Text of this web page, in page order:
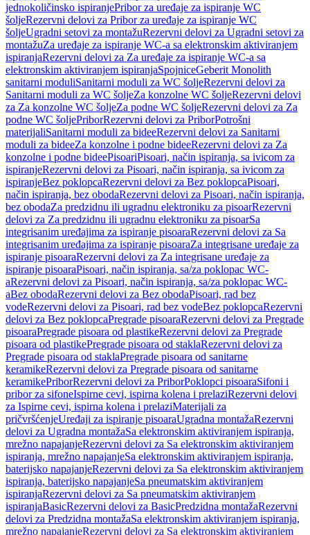
jednokoličinsko ispiranjePribor za uređaje za ispiranje WC
šoljeRezervni delovi za Pribor za uređaje za ispiranje WC
šoljeUgradni setovi za montažuRezervni delovi za Ugradni setovi za
montažuZa uređaje za ispiranje WC-a sa elektronskim aktiviranjem
ispiranjaRezervni delovi za Za uređaje za ispiranje WC-a sa
elektronskim aktiviranjem ispiranjaSpojniceGeberit Monolith
sanitarni moduliSanitarni moduli za WC šoljeRezervni delovi za
Sanitarni moduli za WC šoljeZa konzolne WC šoljeRezervni delovi
za Za konzolne WC šoljeZa podne WC šoljeRezervni delovi za Za
podne WC šoljePriborRezervni delovi za PriborPotrošni
materijaliSanitarni moduli za bideeRezervni delovi za Sanitarni
moduli za bideeZa konzolne i podne bideeRezervni delovi za Za
konzolne i podne bideePisoariPisoari, način ispiranja, sa ivicom za
ispiranjeRezervni delovi za Pisoari, način ispiranja, sa ivicom za
ispiranjeBez poklopcaRezervni delovi za Bez poklopcaPisoari,
način ispiranja, bez obodaRezervni delovi za Pisoari, način ispiranja,
bez obodaZa predzidnu ili ugradnu elektroniku za pisoarRezervni
delovi za Za predzidnu ili ugradnu elektroniku za pisoarSa
integrisanim uređajima za ispiranje pisoaraRezervni delovi za Sa
integrisanim uređajima za ispiranje pisoaraZa integrisane uređaje za
ispiranje pisoaraRezervni delovi za Za integrisane uređaje za
ispiranje pisoaraPisoari, način ispiranja, sa/za poklopac WC-
aRezervni delovi za Pisoari, način ispiranja, sa/za poklopac WC-
aBez obodaRezervni delovi za Bez obodaPisoari, rad bez
vodeRezervni delovi za Pisoari, rad bez vodeBez poklopcaRezervni
delovi za Bez poklopcaPregrade pisoaraRezervni delovi za Pregrade
pisoaraPregrade pisoara od plastikeRezervni delovi za Pregrade
pisoara od plastikePregrade pisoara od staklaRezervni delovi za
Pregrade pisoara od staklaPregrade pisoara od sanitarne
keramikeRezervni delovi za Pregrade pisoara od sanitarne
keramikePriborRezervni delovi za PriborPoklopci pisoaraSifoni i
pribor za sifoneIspirne cevi, ispirna kolena i prelaziRezervni delovi
za Ispirne cevi, ispirna kolena i prelaziMaterijali za
pričvršćenjeUređaji za ispiranje pisoaraUgradna montažaRezervni
delovi za Ugradna montažaSa elektronskim aktiviranjem ispiranja,
mrežno napajanjeRezervni delovi za Sa elektronskim aktiviranjem
ispiranja, mrežno napajanjeSa elektronskim aktiviranjem ispiranja,
baterijsko napajanjeRezervni delovi za Sa elektronskim aktiviranjem
ispiranja, baterijsko napajanjeSa pneumatskim aktiviranjem
ispiranjaRezervni delovi za Sa pneumatskim aktiviranjem
ispiranjaBasicRezervni delovi za BasicPredzidna montažaRezervni
delovi za Predzidna montažaSa elektronskim aktiviranjem ispiranja,
mrežno napajanjeRezervni delovi za Sa elektronskim aktiviranjem